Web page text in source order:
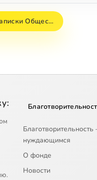
Общес…
нуждающимся
О фонде
Новости